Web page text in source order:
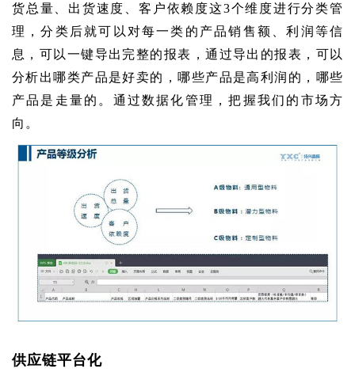
货总量、出货速度、客户依赖度这3个维度进行分类管
理，分类后就可以对每一类的产品销售额、利润等信
息，可以一键导出完整的报表，通过导出的报表，可以
分析出哪类产品是好卖的，哪些产品是高利润的，哪些
产品是走量的。通过数据化管理，把握我们的市场方
向。
供应链平台化